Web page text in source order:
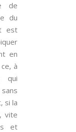
de
du
est
en
à
qui
si la
vite
et